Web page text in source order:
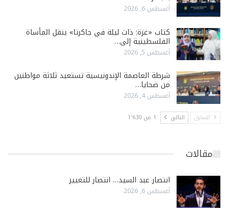
أغسطس 6, 2026
كتاب «غزة: ذات ليلة في جاكرتا» ينقل المأساة
الفلسطينية إلى…
أغسطس 5, 2026
شرطة العاصمة الإندونيسية تستعيد ثلاثة مواطنين
من ضحايا…
أغسطس 4, 2026
السابق التالي 1 من 1٬630
مقالات
انتصار عبد السيد… انتصار للتغيير
أغسطس 6, 2026